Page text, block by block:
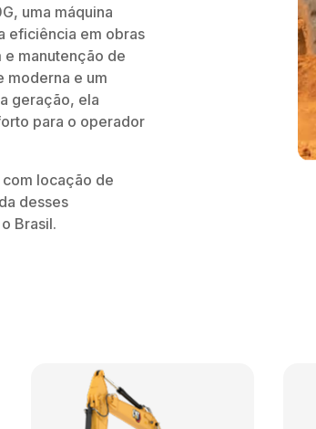
uma máquina
eficiência em obras
manutenção de
moderna e um
geração, ela
para o operador
locação de
desses
Brasil.